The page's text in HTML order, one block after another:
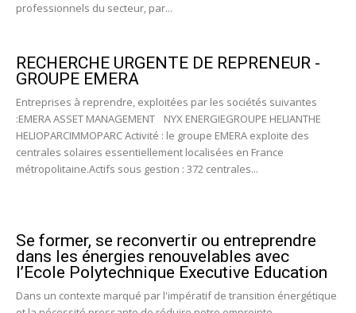
professionnels du secteur, par...
RECHERCHE URGENTE DE REPRENEUR -
GROUPE EMERA
Entreprises à reprendre, exploitées par les sociétés suivantes
:EMERA ASSET MANAGEMENT NYX ENERGIEGROUPE HELIANTHE
HELIOPARCIMMOPARC Activité : le groupe EMERA exploite des
centrales solaires essentiellement localisées en France
métropolitaine.Actifs sous gestion : 372 centrales...
Se former, se reconvertir ou entreprendre
dans les énergies renouvelables avec
l’Ecole Polytechnique Executive Education
Dans un contexte marqué par l'impératif de transition énergétique